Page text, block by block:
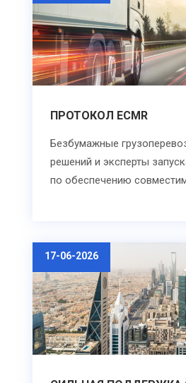
ПРОТОКОЛ ECMR
Безбумажные
решений и эксперты
по обеспечению
17-06-2026